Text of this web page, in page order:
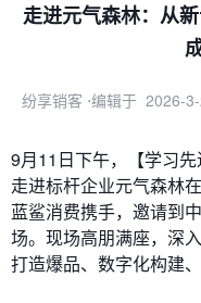
走进元气森林：从
纷享销客 ⋅编辑于 2026-
9月11日下午，【学习
走进标杆企业元气森林
蓝鲨消费携手，邀请到
场。现场高朋满座，深
打造爆品、数字化构建